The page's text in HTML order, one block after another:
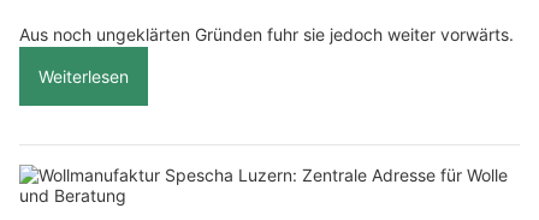
Aus noch ungeklärten Gründen fuhr sie jedoch weiter vorwärts.
Weiterlesen